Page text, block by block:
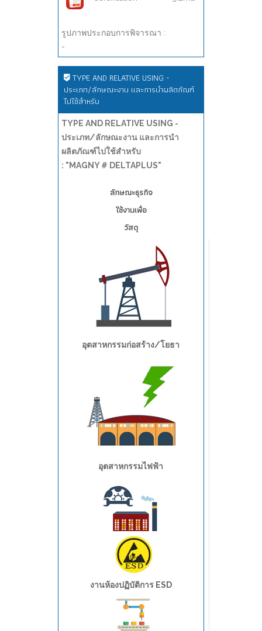
รูปภาพประกอบการพิจารณา :
-
TYPE AND RELATIVE USING -
ประเภท/ลักษณะงาน และการนำผลิตภัณฑ์
ไปใช้สำหรับ
TYPE AND RELATIVE USING -
ประเภท/ลักษณะงาน และการนำ
ผลิตภัณฑ์ไปใช้สำหรับ
: "MAGNY # DELTAPLUS"
ลักษณะธุรกิจ
ใช้งานเพื่อ
วัสดุ
อุตสาหกรรมก่อสร้าง/โยธา
อุตสาหกรรมไฟฟ้า
อุตสาหกรรมยานยนต์
งานห้องปฏิบัติการ ESD